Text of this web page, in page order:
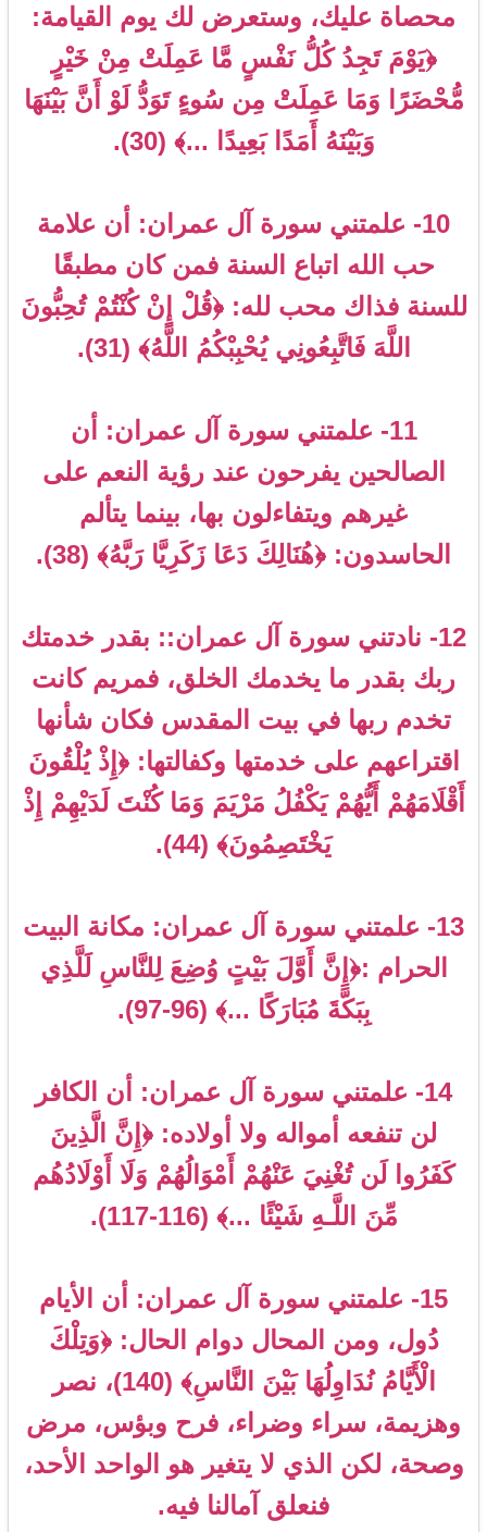
محصاة عليك، وستعرض لك يوم القيامة:
﴿يَوْمَ تَجِدُ كُلُّ نَفْسٍ مَّا عَمِلَتْ مِنْ خَيْرٍ
مُّحْضَرًا وَمَا عَمِلَتْ مِن سُوءٍ تَوَدُّ لَوْ أَنَّ بَيْنَهَا
وَبَيْنَهُ أَمَدًا بَعِيدًا ...﴾ (30).
10- علمتني سورة آل عمران: أن علامة
حب الله اتباع السنة فمن كان مطبقًا
للسنة فذاك محب لله: ﴿قُلْ إِنْ كُنْتُمْ تُحِبُّونَ
اللَّهَ فَاتَّبِعُونِي يُحْبِبْكُمُ اللَّهُ﴾ (31).
11- علمتني سورة آل عمران: أن
الصالحين يفرحون عند رؤية النعم على
غيرهم ويتفاءلون بها، بينما يتألم
الحاسدون: ﴿هُنَالِكَ دَعَا زَكَرِيَّا رَبَّهُ﴾ (38).
12- نادتني سورة آل عمران:: بقدر خدمتك
ربك بقدر ما يخدمك الخلق، فمريم كانت
تخدم ربها في بيت المقدس فكان شأنها
اقتراعهم على خدمتها وكفالتها: ﴿إِذْ يُلْقُونَ
أَقْلَامَهُمْ أَيُّهُمْ يَكْفُلُ مَرْيَمَ وَمَا كُنْتَ لَدَيْهِمْ إِذْ
يَخْتَصِمُونَ﴾ (44).
13- علمتني سورة آل عمران: مكانة البيت
الحرام :﴿إِنَّ أَوَّلَ بَيْتٍ وُضِعَ لِلنَّاسِ لَلَّذِي
بِبَكَّةَ مُبَارَكًا ...﴾ (96-97).
14- علمتني سورة آل عمران: أن الكافر
لن تنفعه أمواله ولا أولاده: ﴿إِنَّ الَّذِينَ
كَفَرُوا لَن تُغْنِيَ عَنْهُمْ أَمْوَالُهُمْ وَلَا أَوْلَادُهُم
مِّنَ اللَّـهِ شَيْئًا ...﴾ (116-117).
15- علمتني سورة آل عمران: أن الأيام
دُول، ومن المحال دوام الحال: ﴿وَتِلْكَ
الْأَيَّامُ نُدَاوِلُهَا بَيْنَ النَّاسِ﴾ (140)، نصر
وهزيمة، سراء وضراء، فرح وبؤس، مرض
وصحة، لكن الذي لا يتغير هو الواحد الأحد،
فنعلق آمالنا فيه.